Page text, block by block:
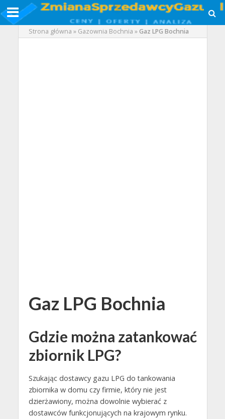
Strona główna » Gazownia Bochnia »Gaz LPG Bochnia
Gaz LPG Bochnia
Gdzie można zatankować
zbiornik LPG?
Szukając dostawcy gazu LPG do tankowania
zbiornika w domu czy firmie, który nie jest
dzierżawiony, można dowolnie wybierać z
dostawców funkcjonujących na krajowym rynku.